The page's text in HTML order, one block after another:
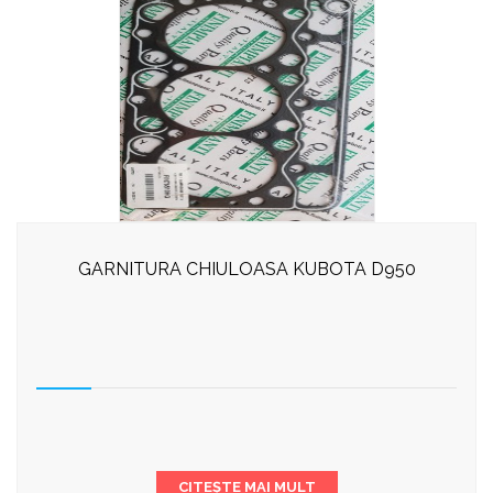
GARNITURA CHIULOASA KUBOTA D950
CITEȘTE MAI MULT